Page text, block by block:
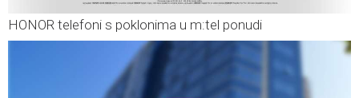
HONOR telefoni s poklonima u m:tel ponudi